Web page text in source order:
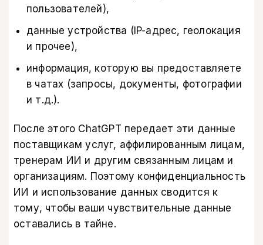
пользователей),
данные устройства (IP-адрес, геолокация
и прочее),
информация, которую вы предоставляете
в чатах (запросы, документы, фотографии
и т.д.).
После этого ChatGPT передает эти данные
поставщикам услуг, аффилированным лицам,
тренерам ИИ и другим связанным лицам и
организациям. Поэтому конфиденциальность
ИИ и использование данных сводится к
тому, чтобы ваши чувствительные данные
оставались в тайне.